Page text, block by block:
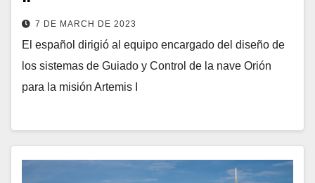
7 DE MARCH DE 2023
El español dirigió al equipo encargado del diseño de
los sistemas de Guiado y Control de la nave Orión
para la misión Artemis I